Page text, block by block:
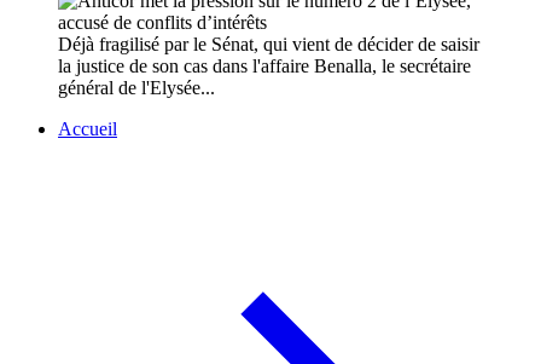
Déjà fragilisé par le Sénat, qui vient de décider de saisir
la justice de son cas dans l'affaire Benalla, le secrétaire
général de l'Elysée...
Accueil